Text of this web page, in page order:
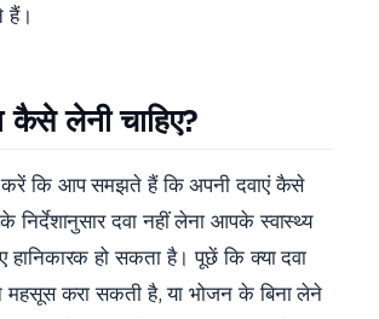
हैं।
लेनी चाहिए?
करें कि आप समझते हैं कि अपनी दवाएं कैसे
निर्देशानुसार दवा नहीं लेना आपके स्वास्थ्य
हानिकारक हो सकता है। पूछें कि क्या दवा
महसूस करा सकती है, या भोजन के बिना लेने